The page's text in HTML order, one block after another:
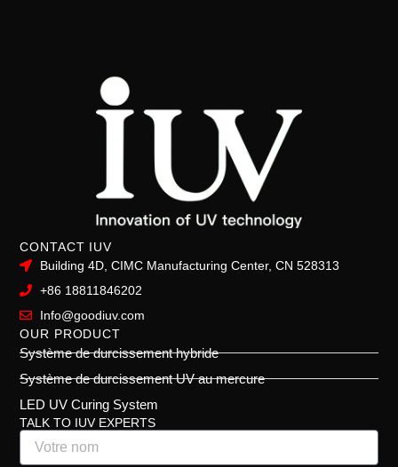
CONTACT IUV
Building 4D, CIMC Manufacturing Center, CN 528313
+86 18811846202
Info@goodiuv.com
OUR PRODUCT
Système de durcissement hybride
Système de durcissement UV au mercure
LED UV Curing System
TALK TO IUV EXPERTS